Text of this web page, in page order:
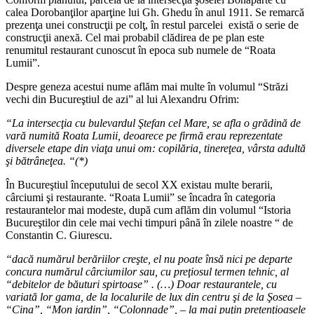
calea Dorobanţilor aparţine lui Gh. Ghedu în anul 1911. Se remarcă
prezenţa unei construcţii pe colţ, în restul parcelei există o serie de
construcţii anexă. Cel mai probabil clădirea de pe plan este
renumitul restaurant cunoscut în epoca sub numele de “Roata
Lumii”.
Despre geneza acestui nume aflăm mai multe în volumul “Străzi
vechi din Bucureştiul de azi” al lui Alexandru Ofrim:
“La intersecţia cu bulevardul Ştefan cel Mare, se afla o grădină de
vară numită Roata Lumii, deoarece pe firmă erau reprezentate
diversele etape din viaţa unui om: copilăria, tinereţea, vârsta adultă
şi bătrâneţea. “(*)
În Bucureştiul începutului de secol XX existau multe berarii,
cârciumi şi restaurante. “Roata Lumii” se încadra în categoria
restaurantelor mai modeste, după cum aflăm din volumul “Istoria
Bucureştilor din cele mai vechi timpuri până în zilele noastre “ de
Constantin C. Giurescu.
“dacă numărul berăriilor creşte, el nu poate însă nici pe departe
concura numărul cârciumilor sau, cu preţiosul termen tehnic, al
“debitelor de băuturi spirtoase” . (…) Doar restaurantele, cu
variată lor gama, de la localurile de lux din centru şi de la Şosea –
“Cina”, “Mon jardin”, “Colonnade”, – la mai puţin pretenţioasele